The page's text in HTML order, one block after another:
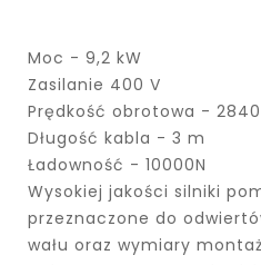
Moc - 9,2 kW
Zasilanie 400 V
Prędkość obrotowa -
Długość kabla - 3 m
Ładowność - 10000N
Wysokiej jakości silniki
przeznaczone do
wału oraz wymiary